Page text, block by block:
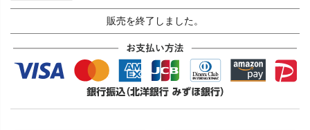
販売を終了しました。